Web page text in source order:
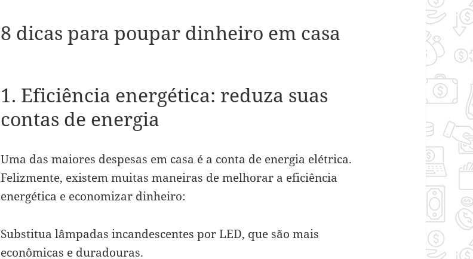
8 dicas para poupar dinheiro em casa
1. Eficiência energética: reduza suas
contas de energia
Uma das maiores despesas em casa é a conta de energia elétrica.
Felizmente, existem muitas maneiras de melhorar a eficiência
energética e economizar dinheiro:
Substitua lâmpadas incandescentes por LED, que são mais
econômicas e duradouras.